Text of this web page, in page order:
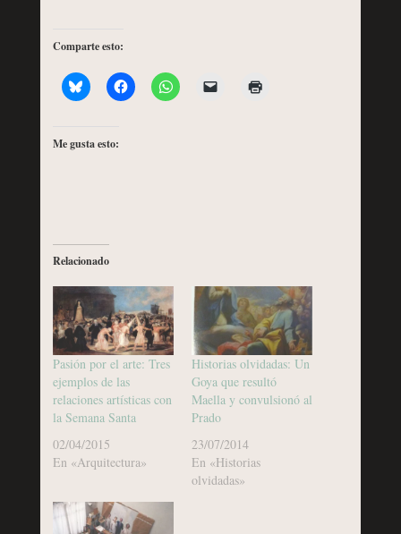
Comparte esto:
Me gusta esto:
Relacionado
Pasión por el arte: Tres
ejemplos de las
relaciones artísticas con
la Semana Santa
02/04/2015
En «Arquitectura»
Historias olvidadas: Un
Goya que resultó
Maella y convulsionó al
Prado
23/07/2014
En «Historias
olvidadas»